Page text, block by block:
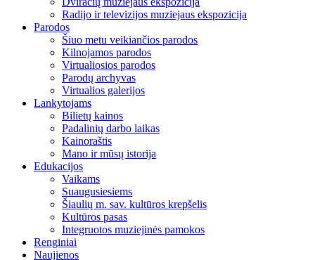
Radijo ir televizijos muziejaus ekspozicija
Parodos
Šiuo metu veikiančios parodos
Kilnojamos parodos
Virtualiosios parodos
Parodų archyvas
Virtualios galerijos
Lankytojams
Bilietų kainos
Padalinių darbo laikas
Kainoraštis
Mano ir mūsų istorija
Edukacijos
Vaikams
Suaugusiesiems
Šiaulių m. sav. kultūros krepšelis
Kultūros pasas
Integruotos muziejinės pamokos
Renginiai
Naujienos